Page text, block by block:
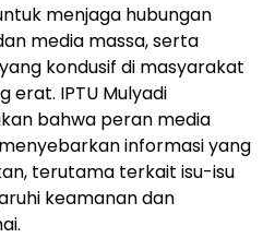
menjaga hubungan
media massa, serta
kondusif di masyarakat
erat. IPTU Mulyadi
bahwa peran media
informasi yang
terutama terkait isu-isu
keamanan dan